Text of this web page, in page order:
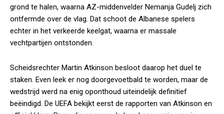
grond te halen, waarna AZ-middenvelder Nemanja Gudelj zich
ontfermde over de vlag. Dat schoot de Albanese spelers
echter in het verkeerde keelgat, waarna er massale
vechtpartijen ontstonden.
Scheidsrechter Martin Atkinson besloot daarop het duel te
staken. Even leek er nog doorgevoetbald te worden, maar de
wedstrijd werd na enig oponthoud uiteindelijk definitief
beëindigd. De UEFA bekijkt eerst de rapporten van Atkinson en